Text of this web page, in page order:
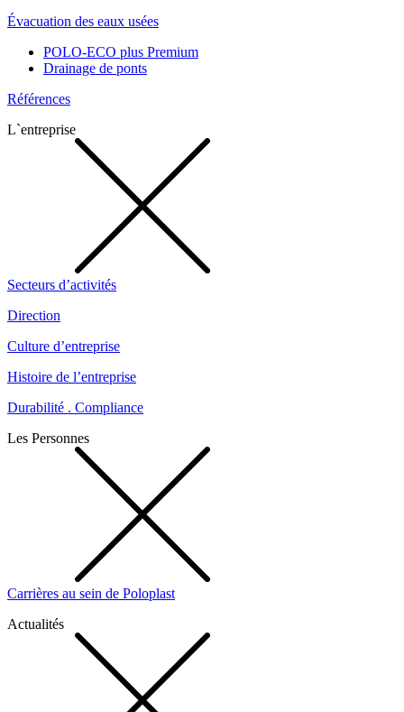
Évacuation des eaux usées
POLO-ECO plus Premium
Drainage de ponts
Références
L`entreprise
Secteurs d’activités
Direction
Culture d’entreprise
Histoire de l’entreprise
Durabilité . Compliance
Les Personnes
Carrières au sein de Poloplast
Actualités